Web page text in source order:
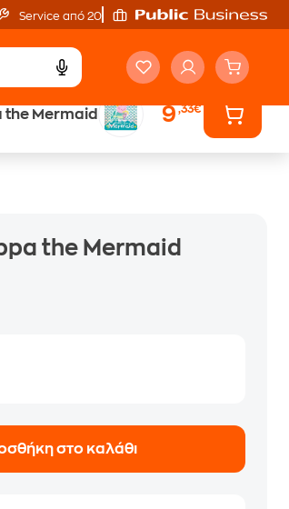
Service από 20'
the Mermaid 9,33€
κόσμο
the Mermaid
στο καλάθι